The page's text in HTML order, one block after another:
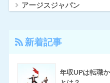
アージスジャパン
エン転職
新着記事
年収UPは転職